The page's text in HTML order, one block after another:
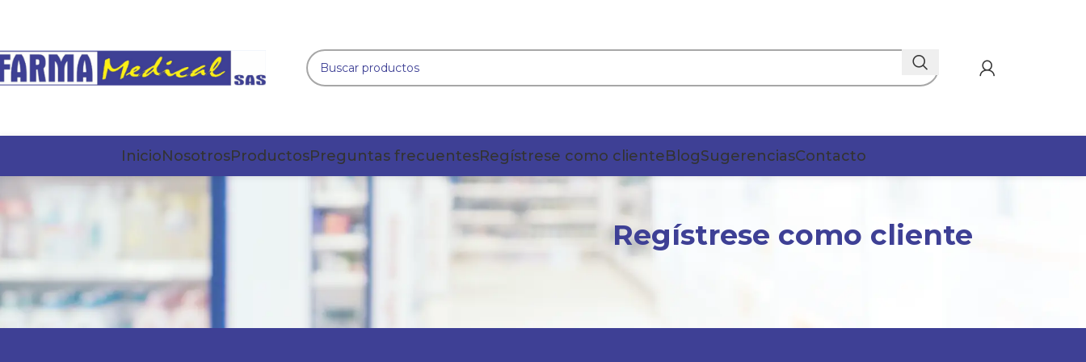
InicioNosotrosProductosPreguntas frecuentesRegístrese como clienteBlogSugerenciasContacto
Regístrese como cliente